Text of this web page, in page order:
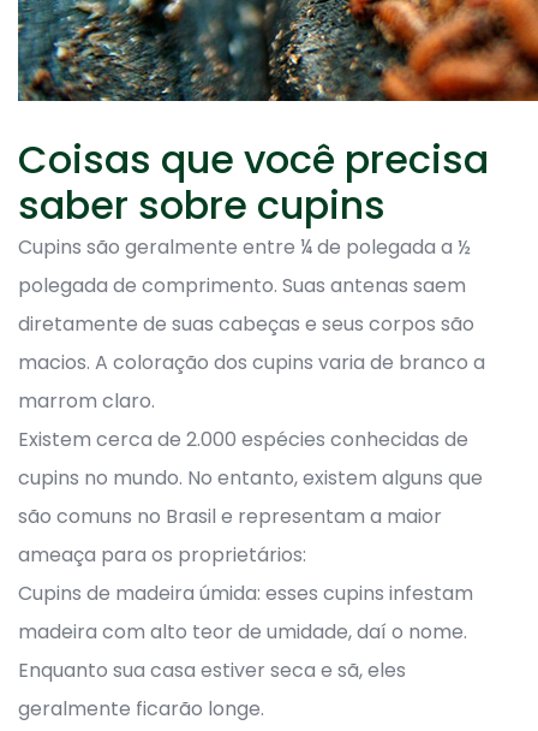
Coisas que você precisa
saber sobre cupins
Cupins são geralmente entre ¼ de polegada a ½
polegada de comprimento. Suas antenas saem
diretamente de suas cabeças e seus corpos são
macios. A coloração dos cupins varia de branco a
marrom claro.
Existem cerca de 2.000 espécies conhecidas de
cupins no mundo. No entanto, existem alguns que
são comuns no Brasil e representam a maior
ameaça para os proprietários:
Cupins de madeira úmida: esses cupins infestam
madeira com alto teor de umidade, daí o nome.
Enquanto sua casa estiver seca e sã, eles
geralmente ficarão longe.